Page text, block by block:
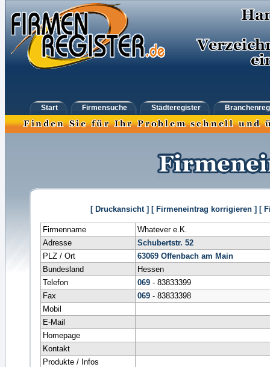
Start Firmensuche Städteregister
[ Druckansicht ] [ Firmeneintrag korrigieren ] [
Firmenname
Whatever e.K.
Adresse
Schubertstr. 52
PLZ / Ort
63069 Offenbach am Main
Bundesland
Hessen
Telefon
069- 83833399
Fax
069- 83833398
Mobil
E-Mail
Homepage
Kontakt
Produkte / Infos